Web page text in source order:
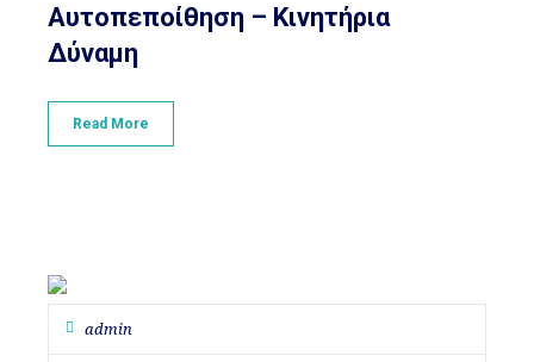
Αυτοπεποίθηση – Κινητήρια
Δύναμη
Read More
admin